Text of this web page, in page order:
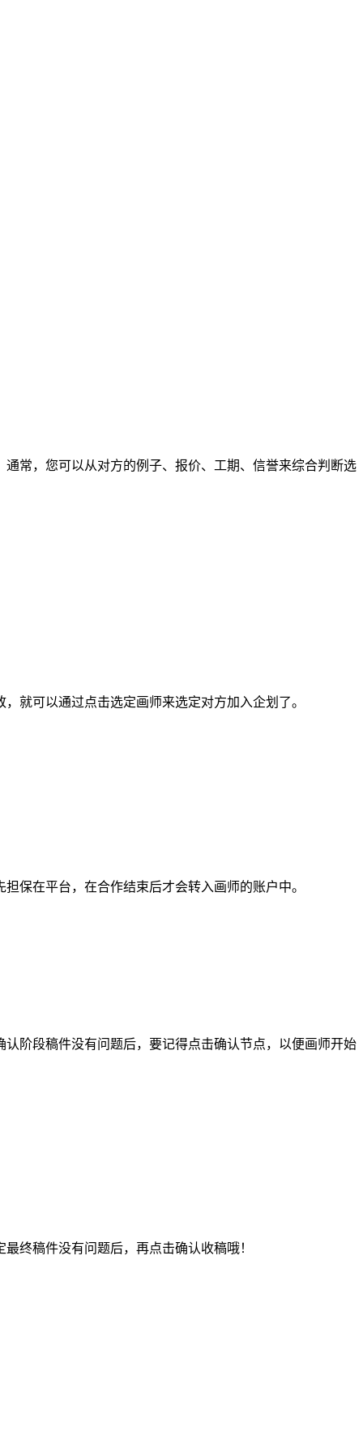
常，您可以从对方的例子、报价、工期、信誉来综合判断选
可以通过点击选定画师来选定对方加入企划了。
在平台，在合作结束后才会转入画师的账户中。
阶段稿件没有问题后，要记得点击确认节点，以便画师开始
稿件没有问题后，再点击确认收稿哦！